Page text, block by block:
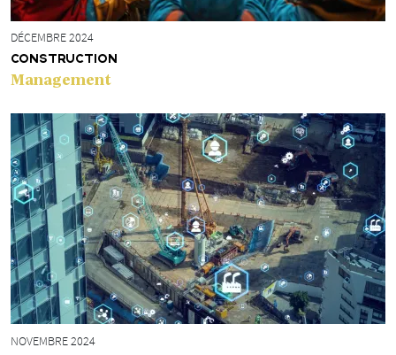
DÉCEMBRE 2024
CONSTRUCTION
Management
NOVEMBRE 2024